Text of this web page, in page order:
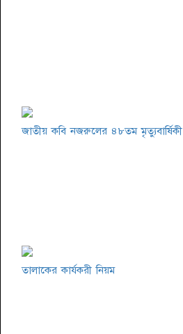
জাতীয় কবি নজরুলের ৪৮তম মৃত্যুবার্ষিকী
তালাকের কার্যকরী নিয়ম